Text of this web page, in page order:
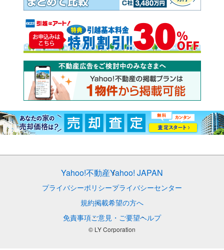
Yahoo!不動産Yahoo! JAPAN
プライバシーポリシープライバシーセンター
規約掲載希望の方へ
免責事項ご意見・ご要望ヘルプ
© LY Corporation